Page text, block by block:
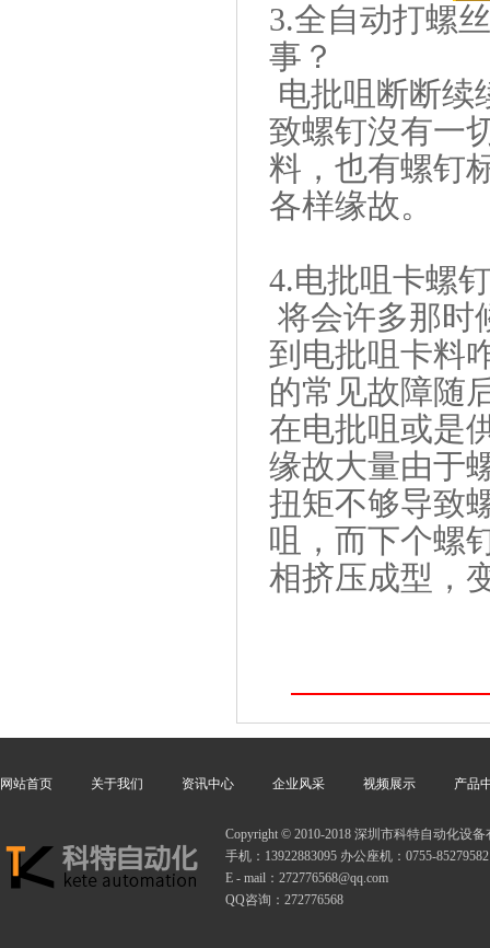
3.全自动打螺
事？
电批咀断断续
致螺钉沒有一
料，也有螺钉
各样缘故。
4.电批咀卡螺
将会许多那时
到电批咀卡料
的常见故障随
在电批咀或是
缘故大量由于
扭矩不够导致
咀，而下个螺
相挤压成型，
网站首页 关于我们 资讯中心 企业风采 视频展示 产品
Copyright © 2010-2018 深圳市科特自动化设
手机：13922883095 办公座机：0755-85279582
E - mail：272776568@qq.com
QQ咨询：272776568